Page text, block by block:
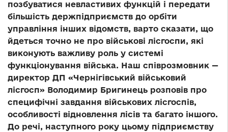
позбуватися невластивих функцій і передати
більшість держпідприємств до орбіти
управління інших відомств, варто сказати, що
йдеться точно не про військові лісгоспи, які
виконують важливу роль у системі
функціонування війська. Наш співрозмовник —
директор ДП «Чернігівський військовий
лісгосп» Володимир Бригинець розповів про
специфічні завдання військових лісгоспів,
особливості відновлення лісів та багато іншого.
До речі, наступного року цьому підприємству